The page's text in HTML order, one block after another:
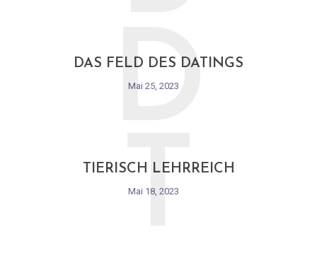
DAS FELD DES DATINGS
Mai 25, 2023
D
TIERISCH LEHRREICH
Mai 18, 2023
T